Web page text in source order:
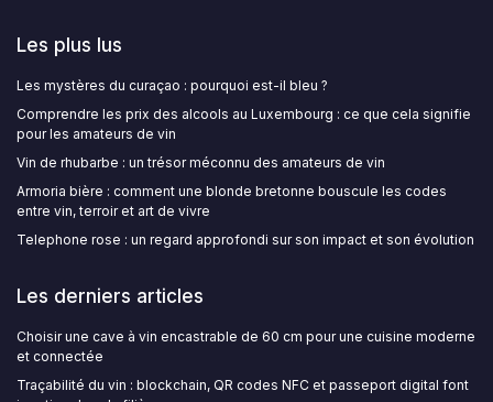
Les plus lus
Les mystères du curaçao : pourquoi est-il bleu ?
Comprendre les prix des alcools au Luxembourg : ce que cela signifie
pour les amateurs de vin
Vin de rhubarbe : un trésor méconnu des amateurs de vin
Armoria bière : comment une blonde bretonne bouscule les codes
entre vin, terroir et art de vivre
Telephone rose : un regard approfondi sur son impact et son évolution
Les derniers articles
Choisir une cave à vin encastrable de 60 cm pour une cuisine moderne
et connectée
Traçabilité du vin : blockchain, QR codes NFC et passeport digital font